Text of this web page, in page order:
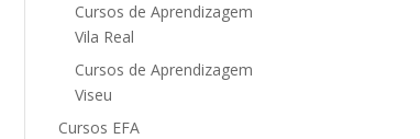
Cursos de Aprendizagem
Vila Real
Cursos de Aprendizagem
Viseu
Cursos EFA